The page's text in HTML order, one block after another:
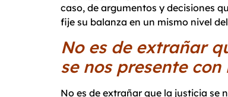
caso, de argumentos y decisiones
fije su balanza en un mismo nivel
No es de extrañar
se nos presente
No es de extrañar que la justicia se